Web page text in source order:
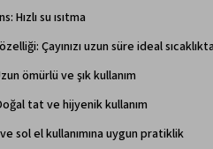
Hızlı su ısıtma
Çayınızı uzun süre ideal
ömürlü ve şık kullanım
tat ve hijyenik kullanım
sol el kullanımına uygun pratiklik